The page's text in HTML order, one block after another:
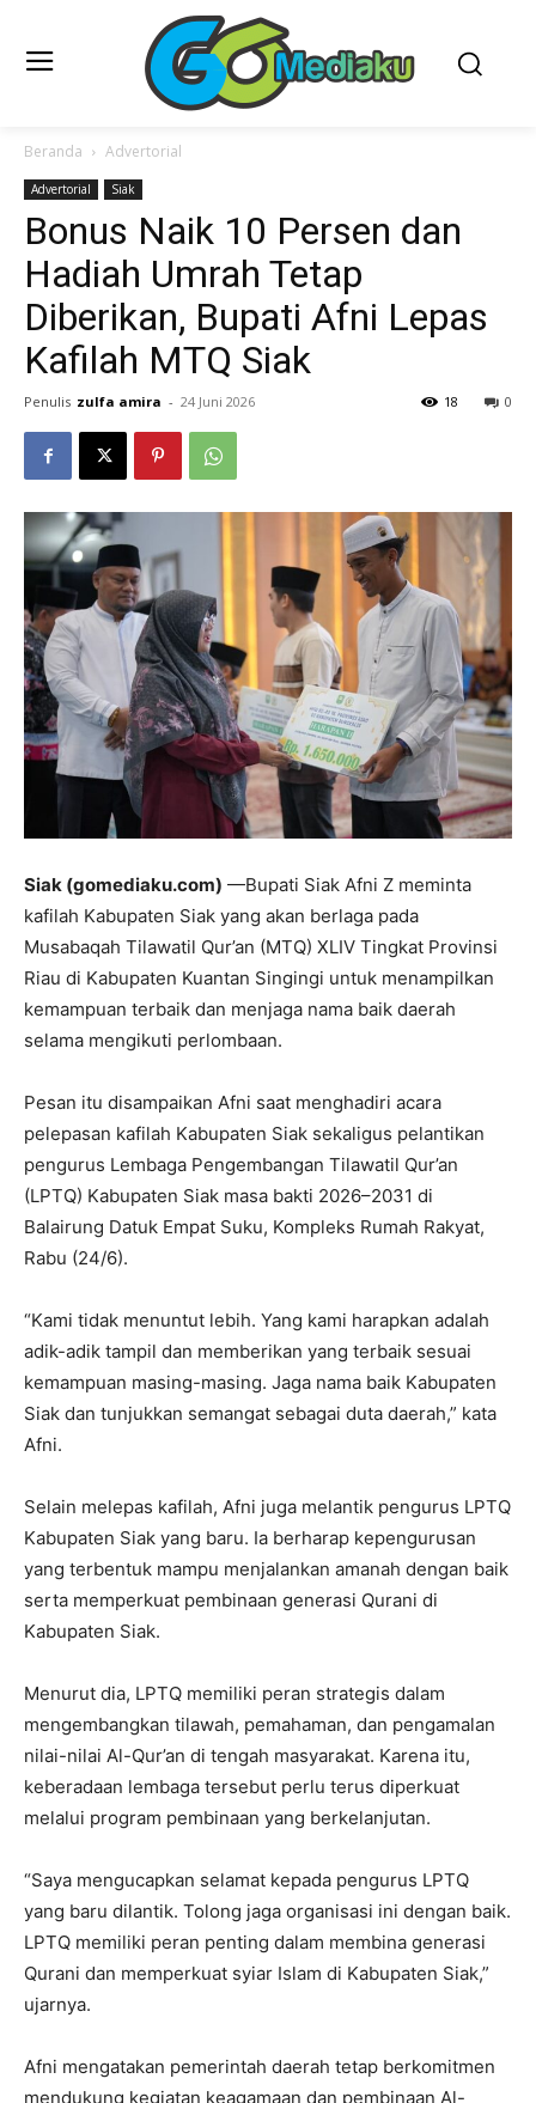
Beranda Advertorial
Advertorial Siak
Bonus Naik 10 Persen dan
Hadiah Umrah Tetap
Diberikan, Bupati Afni Lepas
Kafilah MTQ Siak
Penulis zulfa amira - 24 Juni 2026 0
18
Siak (gomediaku.com) —Bupati Siak Afni Z meminta
kafilah Kabupaten Siak yang akan berlaga pada
Musabaqah Tilawatil Qur’an (MTQ) XLIV Tingkat Provinsi
Riau di Kabupaten Kuantan Singingi untuk menampilkan
kemampuan terbaik dan menjaga nama baik daerah
selama mengikuti perlombaan.
Pesan itu disampaikan Afni saat menghadiri acara
pelepasan kafilah Kabupaten Siak sekaligus pelantikan
pengurus Lembaga Pengembangan Tilawatil Qur’an
(LPTQ) Kabupaten Siak masa bakti 2026–2031 di
Balairung Datuk Empat Suku, Kompleks Rumah Rakyat,
Rabu (24/6).
“Kami tidak menuntut lebih. Yang kami harapkan adalah
adik-adik tampil dan memberikan yang terbaik sesuai
kemampuan masing-masing. Jaga nama baik Kabupaten
Siak dan tunjukkan semangat sebagai duta daerah,” kata
Afni.
Selain melepas kafilah, Afni juga melantik pengurus LPTQ
Kabupaten Siak yang baru. Ia berharap kepengurusan
yang terbentuk mampu menjalankan amanah dengan baik
serta memperkuat pembinaan generasi Qurani di
Kabupaten Siak.
Menurut dia, LPTQ memiliki peran strategis dalam
mengembangkan tilawah, pemahaman, dan pengamalan
nilai-nilai Al-Qur’an di tengah masyarakat. Karena itu,
keberadaan lembaga tersebut perlu terus diperkuat
melalui program pembinaan yang berkelanjutan.
“Saya mengucapkan selamat kepada pengurus LPTQ
yang baru dilantik. Tolong jaga organisasi ini dengan baik.
LPTQ memiliki peran penting dalam membina generasi
Qurani dan memperkuat syiar Islam di Kabupaten Siak,”
ujarnya.
Afni mengatakan pemerintah daerah tetap berkomitmen
mendukung kegiatan keagamaan dan pembinaan Al-